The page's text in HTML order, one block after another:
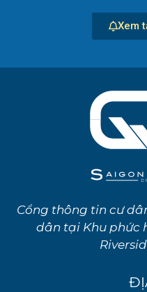
Xem
Cổng thông tin cư
dân tại Khu phức